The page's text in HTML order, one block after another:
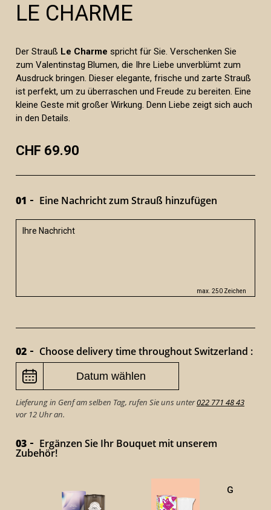
LE CHARME
Der Strauß Le Charme spricht für Sie. Verschenken Sie
zum Valentinstag Blumen, die Ihre Liebe unverblümt zum
Ausdruck bringen. Dieser elegante, frische und zarte Strauß
ist perfekt, um zu überraschen und Freude zu bereiten. Eine
kleine Geste mit großer Wirkung. Denn Liebe zeigt sich auch
in den Details.
CHF 69.90
01 Eine Nachricht zum Strauß hinzufügen
max. 250 Zeichen
02 Choose delivery time throughout Switzerland :
Lieferung in Genf am selben Tag, rufen Sie uns unter022 771 48 43
vor 12 Uhr an.
03 Ergänzen Sie Ihr Bouquet mit unserem
Zubehör!